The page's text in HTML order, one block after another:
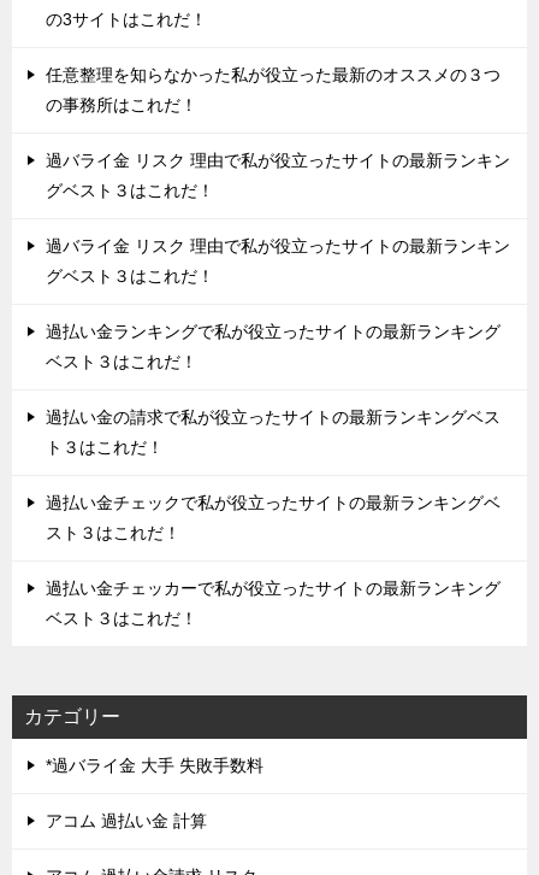
の3サイトはこれだ！
任意整理を知らなかった私が役立った最新のオススメの３つ
の事務所はこれだ！
過バライ金 リスク 理由で私が役立ったサイトの最新ランキン
グベスト３はこれだ！
過バライ金 リスク 理由で私が役立ったサイトの最新ランキン
グベスト３はこれだ！
過払い金ランキングで私が役立ったサイトの最新ランキング
ベスト３はこれだ！
過払い金の請求で私が役立ったサイトの最新ランキングベス
ト３はこれだ！
過払い金チェックで私が役立ったサイトの最新ランキングベ
スト３はこれだ！
過払い金チェッカーで私が役立ったサイトの最新ランキング
ベスト３はこれだ！
カテゴリー
*過バライ金 大手 失敗手数料
アコム 過払い金 計算